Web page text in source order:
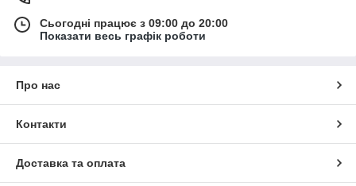
Сьогодні працює з 09:00 до 20:00
Показати весь графік роботи
Про нас
Контакти
Доставка та оплата